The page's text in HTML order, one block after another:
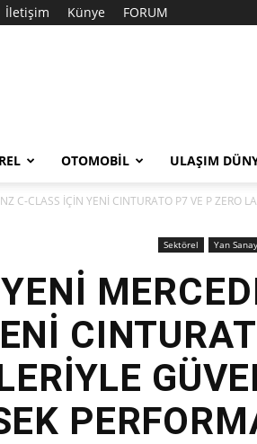
İletişim Künye FORUM
OTOMOBIL ULAŞIM
C-CLASS İÇİN YENİ CINTURATO P7 VE P ZERO
Sektörel Yan